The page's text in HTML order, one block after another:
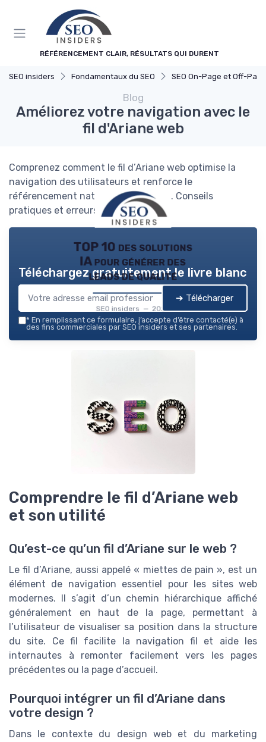
RÉFÉRENCEMENT CLAIR, RÉSULTATS QUI DURENT
SEO insiders Fondamentaux du SEO SEO On-Page et Off-Page
Blog
Améliorez votre navigation avec le
fil d'Ariane web
Comprenez comment le fil d’Ariane web optimise la
navigation des utilisateurs et renforce le
référencement naturel de votre site. Conseils
pratiques et erreurs à éviter.
TOP 10 des solutions
IA pour générer des
leads de qualité
SEO insiders — 2026
Téléchargez gratuitement le livre blanc
➔ Télécharger
* En remplissant ce formulaire, j’accepte d’être contacté(e) à
des fins commerciales par SEO insiders et ses partenaires.
Comprendre le fil d’Ariane web
et son utilité
Qu’est-ce qu’un fil d’Ariane sur le web ?
Le fil d’Ariane, aussi appelé « miettes de pain », est un
élément de navigation essentiel pour les sites web
modernes. Il s’agit d’un chemin hiérarchique affiché
généralement en haut de la page, permettant à
l’utilisateur de visualiser sa position dans la structure
du site. Ce fil facilite la navigation fil et aide les
internautes à remonter facilement vers les pages
précédentes ou la page d’accueil.
Pourquoi intégrer un fil d’Ariane dans
votre design ?
Dans le contexte du design web et du marketing
Panneau de gestion des cookies